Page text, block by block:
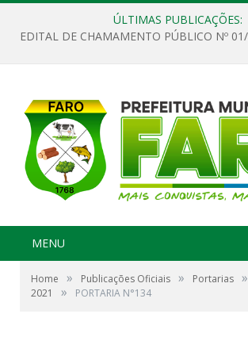
ÚLTIMAS PUBLICAÇÕES:
MENU
Home » Publicações Oficiais » Portarias »
2021
» PORTARIA N°134